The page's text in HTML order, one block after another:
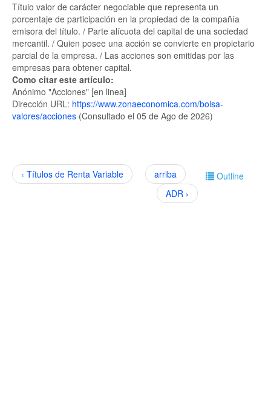
Título valor de carácter negociable que representa un
porcentaje de participación en la propiedad de la compañía
emisora del título. / Parte alícuota del capital de una sociedad
mercantil. / Quien posee una acción se convierte en propietario
parcial de la empresa. / Las acciones son emitidas por las
empresas para obtener capital.
Como citar este artículo:
Anónimo "Acciones" [en linea]
Dirección URL: https://www.zonaeconomica.com/bolsa-
valores/acciones (Consultado el 05 de Ago de 2026)
Outline
‹ Títulos de Renta Variable
arriba
ADR ›